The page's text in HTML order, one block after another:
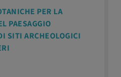
PER LA
PAESAGGIO
SITI ARCHEOLOGICI